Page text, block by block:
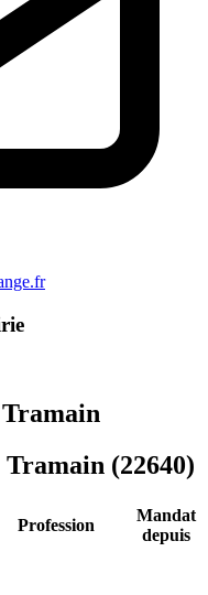
(22640)
Profession
Mandat
depuis